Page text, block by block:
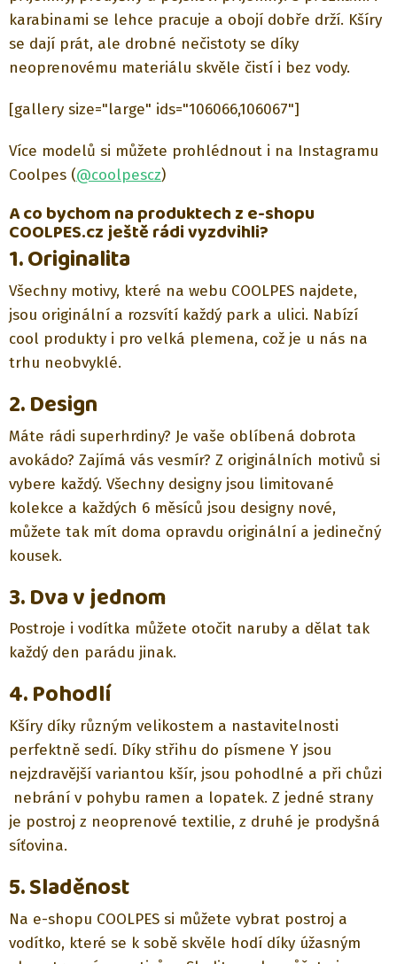
karabinami se lehce pracuje a obojí dobře drží. Kšíry
se dají prát, ale drobné nečistoty se díky
neoprenovému materiálu skvěle čistí i bez vody.
[gallery size="large" ids="106066,106067"]
Více modelů si můžete prohlédnout i na Instagramu
Coolpes (@coolpescz)
A co bychom na produktech z e-shopu
COOLPES.cz ještě rádi vyzdvihli?
1. Originalita
Všechny motivy, které na webu COOLPES najdete,
jsou originální a rozsvítí každý park a ulici. Nabízí
cool produkty i pro velká plemena, což je u nás na
trhu neobvyklé.
2. Design
Máte rádi superhrdiny? Je vaše oblíbená dobrota
avokádo? Zajímá vás vesmír? Z originálních motivů si
vybere každý. Všechny designy jsou limitované
kolekce a každých 6 měsíců jsou designy nové,
můžete tak mít doma opravdu originální a jedinečný
kousek.
3. Dva v jednom
Postroje i vodítka můžete otočit naruby a dělat tak
každý den parádu jinak.
4. Pohodlí
Kšíry díky různým velikostem a nastavitelnosti
perfektně sedí. Díky střihu do písmene Y jsou
nejzdravější variantou kšír, jsou pohodlné a při chůzi
nebrání v pohybu ramen a lopatek. Z jedné strany
je postroj z neoprenové textilie, z druhé je prodyšná
síťovina.
5. Sladěnost
Na e-shopu COOLPES si můžete vybrat postroj a
vodítko, které se k sobě skvěle hodí díky úžasným